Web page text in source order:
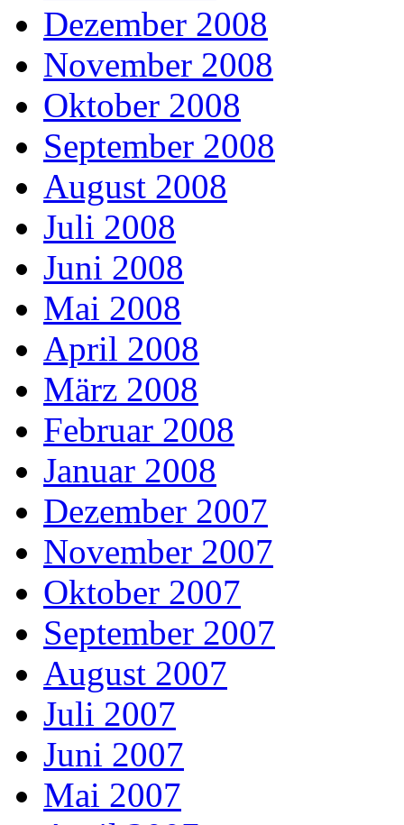
Dezember 2008
November 2008
Oktober 2008
September 2008
August 2008
Juli 2008
Juni 2008
Mai 2008
April 2008
März 2008
Februar 2008
Januar 2008
Dezember 2007
November 2007
Oktober 2007
September 2007
August 2007
Juli 2007
Juni 2007
Mai 2007